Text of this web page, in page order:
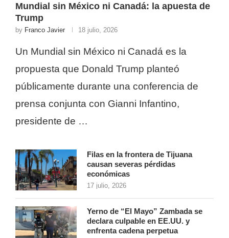
Mundial sin México ni Canadá: la apuesta de
Trump
by Franco Javier 18 julio, 2026
Un Mundial sin México ni Canadá es la
propuesta que Donald Trump planteó
públicamente durante una conferencia de
prensa conjunta con Gianni Infantino,
presidente de …
Filas en la frontera de Tijuana
causan severas pérdidas
económicas
17 julio, 2026
Yerno de “El Mayo” Zambada se
declara culpable en EE.UU. y
enfrenta cadena perpetua